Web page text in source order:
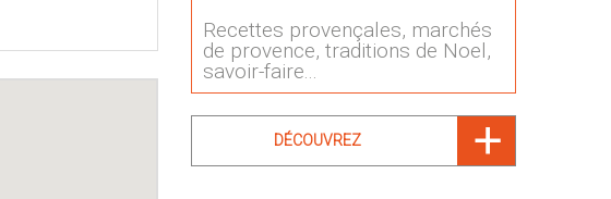
Recettes provençales, marchés
de provence, traditions de Noel,
savoir-faire...
DÉCOUVREZ